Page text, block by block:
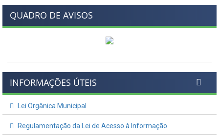
QUADRO DE AVISOS
INFORMAÇÕES ÚTEIS
Lei Orgânica Municipal
Regulamentação da Lei de Acesso à Informação